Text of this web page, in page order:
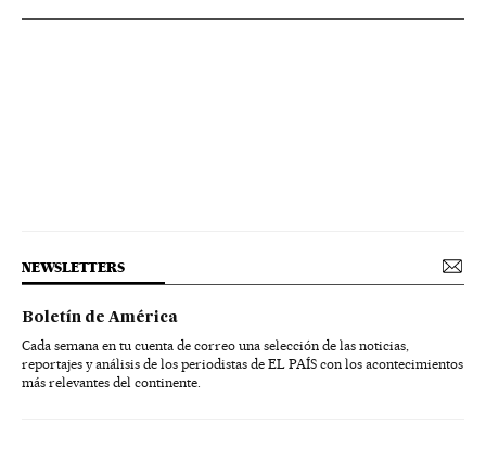
NEWSLETTERS
Boletín de América
Cada semana en tu cuenta de correo una selección de las noticias,
reportajes y análisis de los periodistas de EL PAÍS con los acontecimientos
más relevantes del continente.